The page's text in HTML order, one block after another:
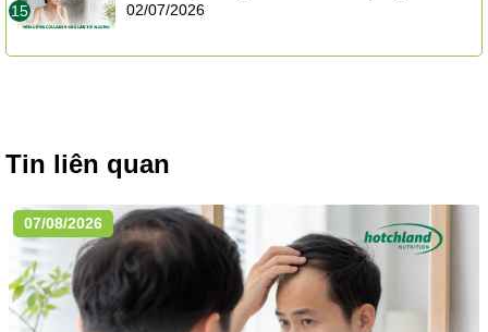
15
02/07/2026
Tin liên quan
07/08/2026